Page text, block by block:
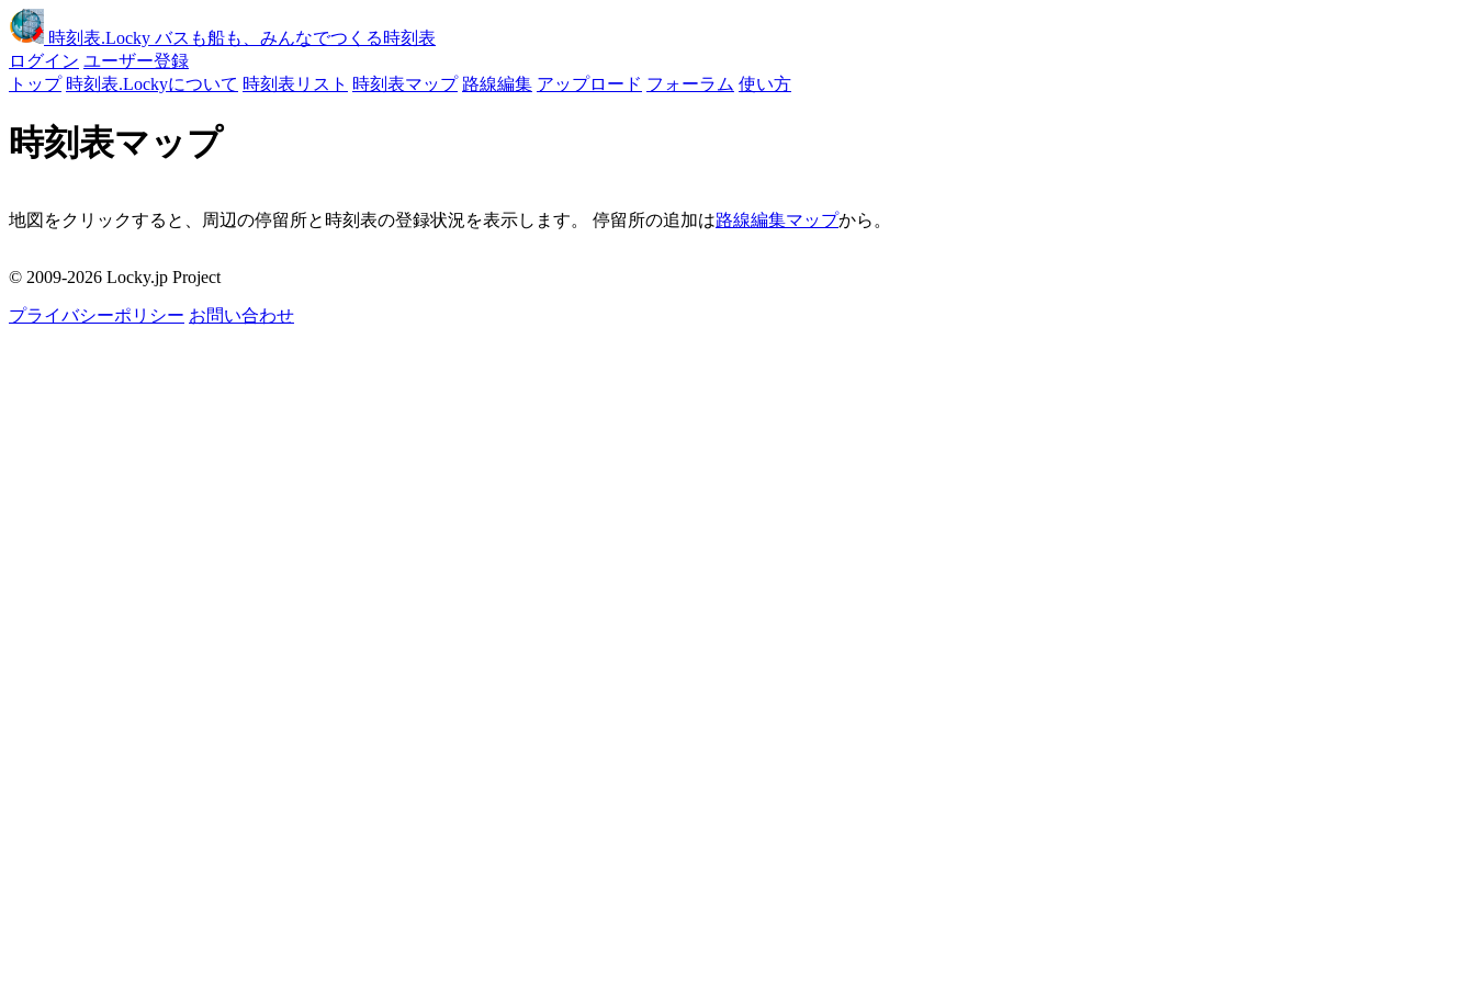
時刻表.Locky バスも船も、みんなでつくる時刻表
ログイン ユーザー登録
トップ 時刻表.Lockyについて 時刻表リスト 時刻表マップ 路線編集 アップロード フォーラム 使い方
時刻表マップ
地図をクリックすると、周辺の停留所と時刻表の登録状況を表示します。 停留所の追加は路線編集マップから。
周辺の停留所
© 2009-2026 Locky.jp Project
プライバシーポリシー お問い合わせ